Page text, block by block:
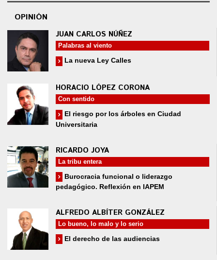
OPINIÓN
JUAN CARLOS NÚÑEZ
Palabras al viento
La nueva Ley Calles
HORACIO LÓPEZ CORONA
Con sentido
El riesgo por los árboles en Ciudad
Universitaria
RICARDO JOYA
La tribu entera
Burocracia funcional o liderazgo
pedagógico. Reflexión en IAPEM
ALFREDO ALBÍTER GONZÁLEZ
Lo bueno, lo malo y lo serio
El derecho de las audiencias